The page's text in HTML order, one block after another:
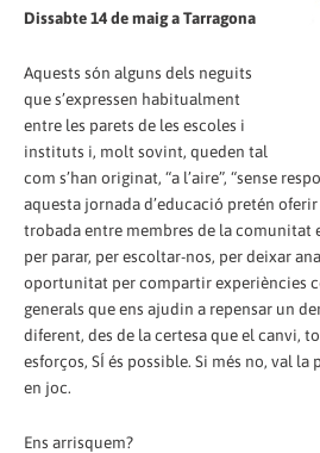
Dissabte 14 de maig a Tarragona
Aquests són alguns dels neguits
que s’expressen habitualment
entre les parets de les escoles i
instituts i, molt sovint, queden tal
com s’han originat, “a l’aire”, “sense
aquesta jornada d’educació pretén
trobada entre membres de la
per parar, per escoltar-nos, per deixar
oportunitat per compartir experiències
generals que ens ajudin a repensar un
diferent, des de la certesa que el canvi,
esforços, SÍ és possible. Si més no, val
en joc.
Ens arrisquem?